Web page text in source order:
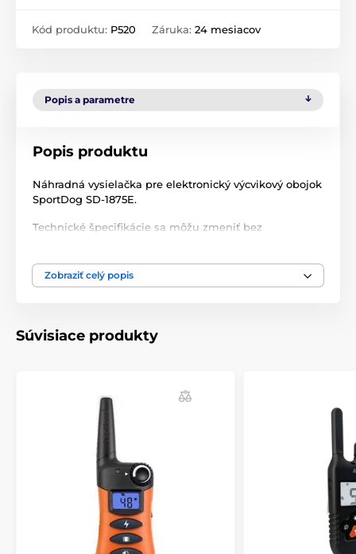
Kód produktu: P520 Záruka: 24 mesiacov
Popis a parametre
Popis produktu
Náhradná vysielačka pre elektronický výcvikový obojok
SportDog SD-1875E.
Technické špecifikácie sa môžu zmeniť bez
Príslušenstvo výcvikové obojky
Zobraziť celý popis
Súvisiace produkty